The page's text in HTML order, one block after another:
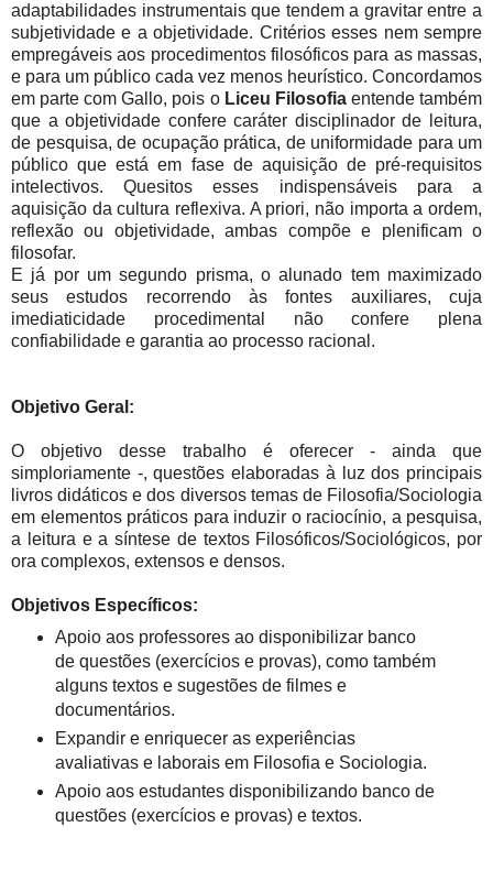
adaptabilidades instrumentais que tendem a gravitar entre a
subjetividade e a objetividade. Critérios esses nem sempre
empregáveis aos procedimentos filosóficos para as massas,
e para um público cada vez menos heurístico. Concordamos
em parte com Gallo, pois o Liceu Filosofiaentende também
que a objetividade confere caráter disciplinador de leitura,
de pesquisa, de ocupação prática, de uniformidade para um
público que está em fase de aquisição de pré-requisitos
intelectivos. Quesitos esses indispensáveis para a
aquisição da cultura reflexiva. A priori, não importa a ordem,
reflexão ou objetividade, ambas compõe e plenificam o
filosofar.
E já por um segundo prisma, o alunado tem maximizado
seus estudos recorrendo às fontes auxiliares, cuja
imediaticidade procedimental não confere plena
confiabilidade e garantia ao processo racional.
Objetivo Geral:
O objetivo desse trabalho é oferecer - ainda que
simploriamente -, questões elaboradas à luz dos principais
livros didáticos e dos diversos temas de Filosofia/Sociologia
em elementos práticos para induzir o raciocínio, a pesquisa,
a leitura e a síntese de textos Filosóficos/Sociológicos, por
ora complexos, extensos e densos.
Objetivos Específicos:
Apoio aos professores ao disponibilizar banco
de questões (exercícios e provas), como também
alguns textos e sugestões de filmes e
documentários.
Expandir e enriquecer as experiências
avaliativas e laborais em Filosofia e Sociologia.
Apoio aos estudantes disponibilizando banco de
questões (exercícios e provas) e textos.